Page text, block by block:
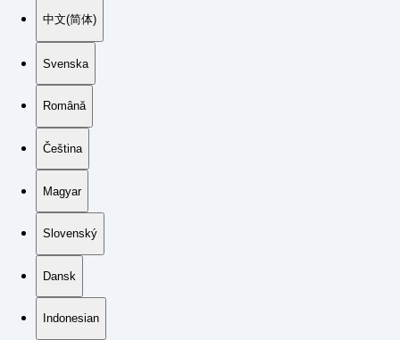
中文(简体)
Svenska
Română
Čeština
Magyar
Slovenský
Dansk
Indonesian